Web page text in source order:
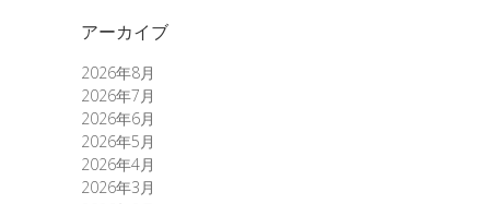
アーカイブ
2026年8月
2026年7月
2026年6月
2026年5月
2026年4月
2026年3月